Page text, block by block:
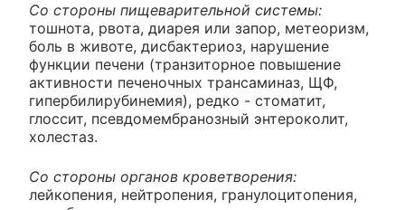
Со стороны пищеварительной системы:
тошнота, рвота, диарея или запор, метеоризм,
боль в животе, дисбактериоз, нарушение
функции печени (транзиторное повышение
активности печеночных трансаминаз, ЩФ,
гипербилирубинемия), редко - стоматит,
глоссит, псевдомембранозный энтероколит,
холестаз.
Со стороны органов кроветворения:
лейкопения, нейтропения, гранулоцитопения,